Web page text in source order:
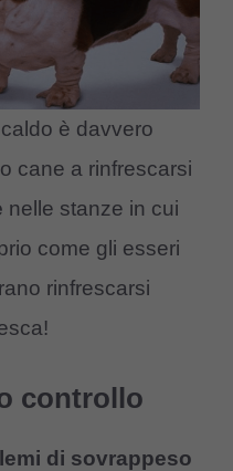
è davvero
cane a rinfrescarsi
nelle stanze in cui
come gli esseri
rinfrescarsi
controllo
di sovrappeso